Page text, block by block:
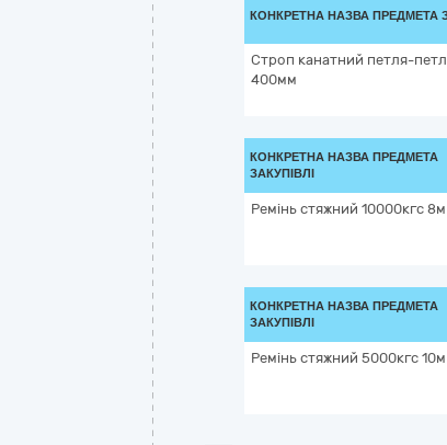
КОНКРЕТНА НАЗВА ПРЕДМЕТА
Строп канатний петля-
400мм
КОНКРЕТНА НАЗВА ПРЕДМЕТА
ЗАКУПІВЛІ
Ремінь стяжний 10000кгс 8м
КОНКРЕТНА НАЗВА ПРЕДМЕТА
ЗАКУПІВЛІ
Ремінь стяжний 5000кгс 10м